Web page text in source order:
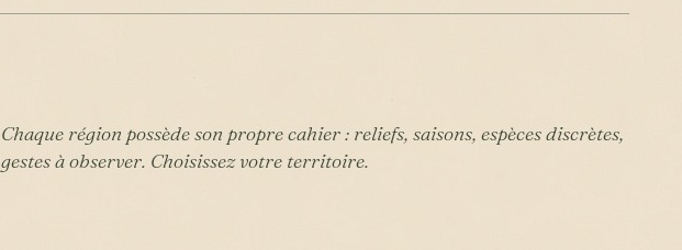
2026-05-30
Chaque région possède son propre cahier : reliefs, saisons, espèces discrètes,
gestes à observer. Choisissez votre territoire.